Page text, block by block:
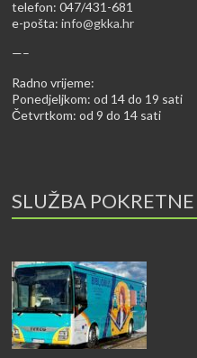
telefon: 047/431-681
e-pošta:info@gkka.hr
—–
Radno vrijeme:
Ponedjeljkom: od 14 do 19 sati
Četvrtkom: od 9 do 14 sati
SLUŽBA